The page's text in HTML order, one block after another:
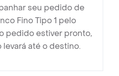
seu pedido de
Fino Tipo 1 pelo
pedido estiver pronto,
até o destino.